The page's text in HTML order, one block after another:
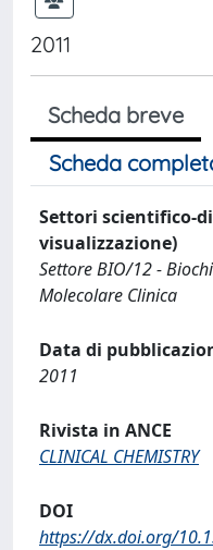
2011
Scheda breve
Scheda
Settori scientifico-
visualizzazione)
Settore BIO/12 -
Molecolare Clinica
Data di
2011
Rivista in ANCE
CLINICAL CHEMISTRY
DOI
https://dx.doi.org/